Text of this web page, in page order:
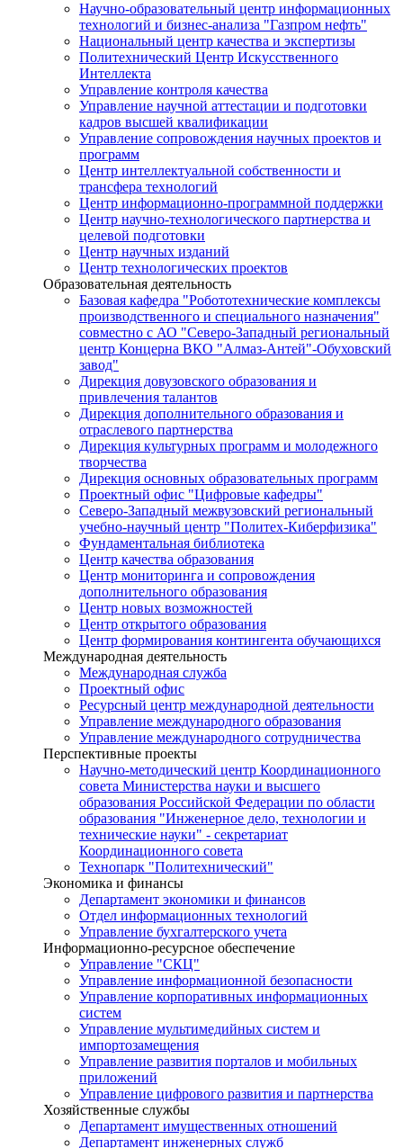
Научно-образовательный центр информационных
технологий и бизнес-анализа "Газпром нефть"
Национальный центр качества и экспертизы
Политехнический Центр Искусственного
Интеллекта
Управление контроля качества
Управление научной аттестации и подготовки
кадров высшей квалификации
Управление сопровождения научных проектов и
программ
Центр интеллектуальной собственности и
трансфера технологий
Центр информационно-программной поддержки
Центр научно-технологического партнерства и
целевой подготовки
Центр научных изданий
Центр технологических проектов
Образовательная деятельность
Базовая кафедра "Робототехнические комплексы
производственного и специального назначения"
совместно с АО "Северо-Западный региональный
центр Концерна ВКО "Алмаз-Антей"-Обуховский
завод"
Дирекция довузовского образования и
привлечения талантов
Дирекция дополнительного образования и
отраслевого партнерства
Дирекция культурных программ и молодежного
творчества
Дирекция основных образовательных программ
Проектный офис "Цифровые кафедры"
Северо-Западный межвузовский региональный
учебно-научный центр "Политех-Киберфизика"
Фундаментальная библиотека
Центр качества образования
Центр мониторинга и сопровождения
дополнительного образования
Центр новых возможностей
Центр открытого образования
Центр формирования контингента обучающихся
Международная деятельность
Международная служба
Проектный офис
Ресурсный центр международной деятельности
Управление международного образования
Управление международного сотрудничества
Перспективные проекты
Научно-методический центр Координационного
совета Министерства науки и высшего
образования Российской Федерации по области
образования "Инженерное дело, технологии и
технические науки" - секретариат
Координационного совета
Технопарк "Политехнический"
Экономика и финансы
Департамент экономики и финансов
Отдел информационных технологий
Управление бухгалтерского учета
Информационно-ресурсное обеспечение
Управление "СКЦ"
Управление информационной безопасности
Управление корпоративных информационных
систем
Управление мультимедийных систем и
импортозамещения
Управление развития порталов и мобильных
приложений
Управление цифрового развития и партнерства
Хозяйственные службы
Департамент имущественных отношений
Департамент инженерных служб